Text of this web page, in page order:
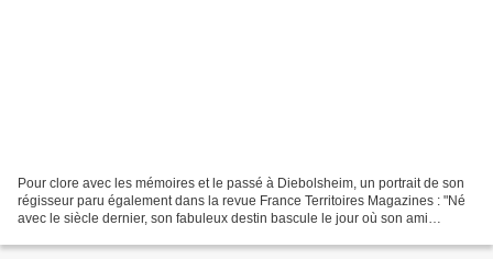
Pour clore avec les mémoires et le passé à Diebolsheim, un portrait de son
régisseur paru également dans la revue France Territoires Magazines : "Né
avec le siècle dernier, son fabuleux destin bascule le jour où son ami